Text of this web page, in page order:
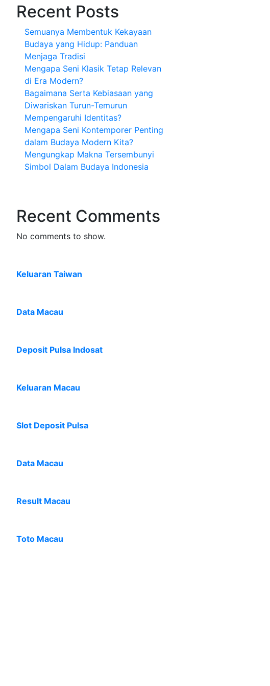
Recent Posts
Semuanya Membentuk Kekayaan
Budaya yang Hidup: Panduan
Menjaga Tradisi
Mengapa Seni Klasik Tetap Relevan
di Era Modern?
Bagaimana Serta Kebiasaan yang
Diwariskan Turun-Temurun
Mempengaruhi Identitas?
Mengapa Seni Kontemporer Penting
dalam Budaya Modern Kita?
Mengungkap Makna Tersembunyi
Simbol Dalam Budaya Indonesia
Recent Comments
No comments to show.
Keluaran Taiwan
Data Macau
Deposit Pulsa Indosat
Keluaran Macau
Slot Deposit Pulsa
Data Macau
Result Macau
Toto Macau